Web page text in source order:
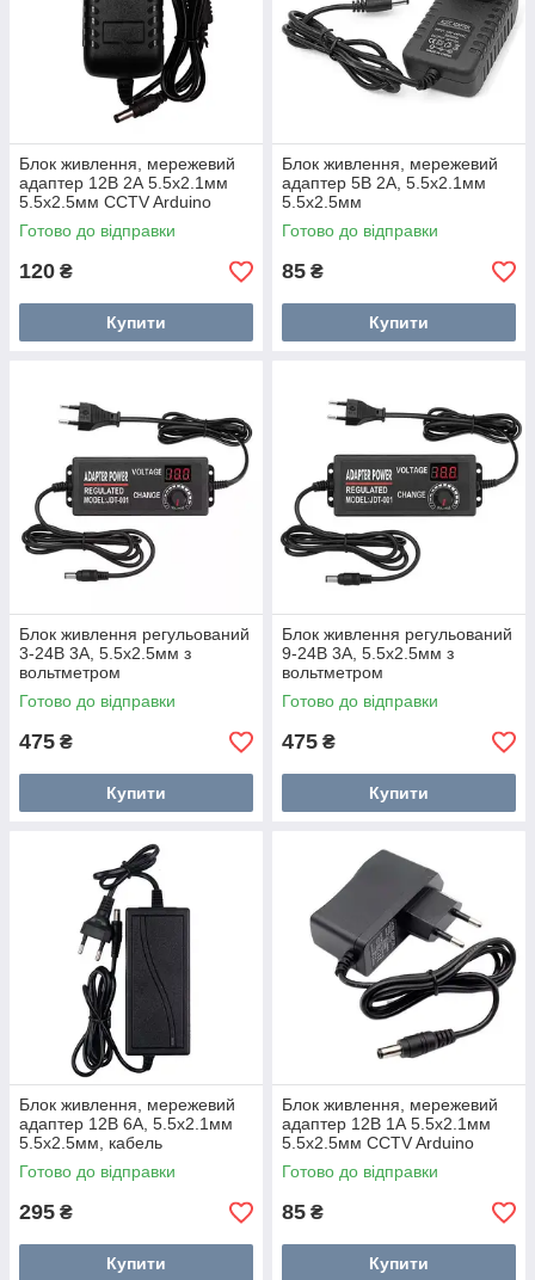
Блок живлення, мережевий
адаптер 12В 2А 5.5x2.1мм
5.5x2.5мм CCTV Arduino
Готово до відправки
120 ₴
Купити
Блок живлення, мережевий
адаптер 5В 2А, 5.5x2.1мм
5.5x2.5мм
Готово до відправки
85 ₴
Купити
Блок живлення регульований
3-24В 3А, 5.5x2.5мм з
вольтметром
Готово до відправки
475 ₴
Купити
Блок живлення регульований
9-24В 3А, 5.5x2.5мм з
вольтметром
Готово до відправки
475 ₴
Купити
Блок живлення, мережевий
адаптер 12В 6А, 5.5x2.1мм
5.5x2.5мм, кабель
Готово до відправки
295 ₴
Купити
Блок живлення, мережевий
адаптер 12В 1А 5.5x2.1мм
5.5x2.5мм CCTV Arduino
Готово до відправки
85 ₴
Купити